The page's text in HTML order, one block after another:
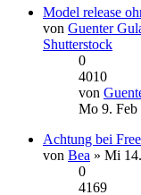
Model release
von Guenter
Shutterstock
0
4010
von
Mo 9. Feb
Achtung bei
von Bea » Mi
0
4169